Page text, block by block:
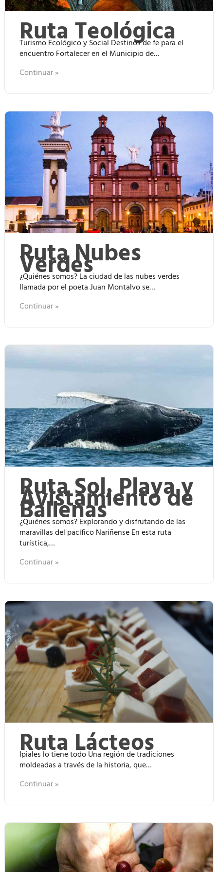
Ruta Teológica
Turismo Ecológico y Social Destinos de fe para el
encuentro Fortalecer en el Municipio de…
Continuar »
Ruta Nubes
Verdes
¿Quiénes somos? La ciudad de las nubes verdes
llamada por el poeta Juan Montalvo se…
Continuar »
Ruta Sol, Playa y
Avistamiento de
Ballenas
¿Quiénes somos? Explorando y disfrutando de las
maravillas del pacífico Nariñense En esta ruta
turística,…
Continuar »
Ruta Lácteos
Ipiales lo tiene todo Una región de tradiciones
moldeadas a través de la historia, que…
Continuar »